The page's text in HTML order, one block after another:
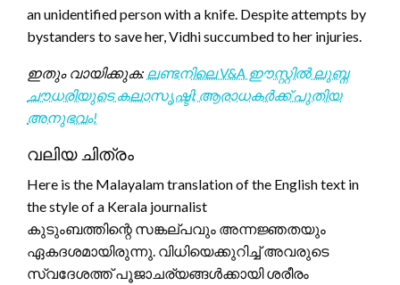
an unidentified person with a knife. Despite attempts by
bystanders to save her, Vidhi succumbed to her injuries.
ഇതും വായിക്കുക: ലണ്ടനിലെ V&A ഈസ്റ്റിൽ ലുബ്ന
ചൗധരിയുടെ കലാസൃഷ്ടി; ആരാധകർക്ക് പുതിയ
അനുഭവം!
വലിയ ചിത്രം
Here is the Malayalam translation of the English text in
the style of a Kerala journalist
കുടുംബത്തിന്റെ സങ്കല്പവും അന്നജ്ഞതയും
ഏകദശമായിരുന്നു. വിധിയെക്കുറിച്ച് അവരുടെ
സ്വദേശത്ത് പൂജാചര്യങ്ങൾക്കായി ശരീരം